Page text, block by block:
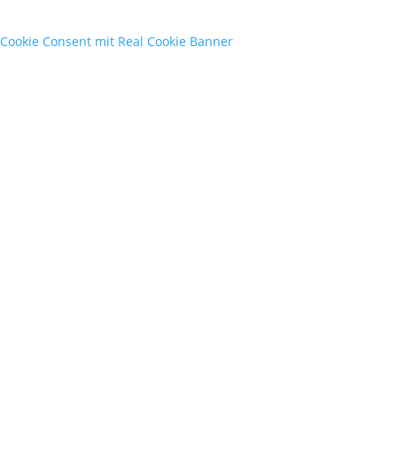
Cookie Consent mit Real Cookie Banner